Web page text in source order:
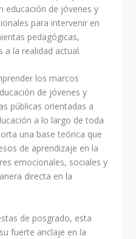
educación de jóvenes y
para intervenir en
pedagógicas,
a la realidad actual.
los marcos
de jóvenes y
públicas orientadas a
a lo largo de toda
una base teórica que
de aprendizaje en la
emocionales, sociales y
directa en la
de posgrado, esta
fuerte anclaje en la